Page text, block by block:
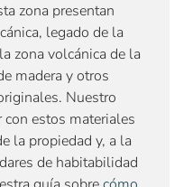
zona presentan
legado de la
zona volcánica de la
madera y otros
Nuestro
estos materiales
la propiedad y, a la
de habitabilidad